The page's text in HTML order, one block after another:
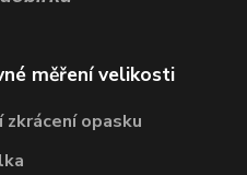
měření velikosti
zkrácení opasku